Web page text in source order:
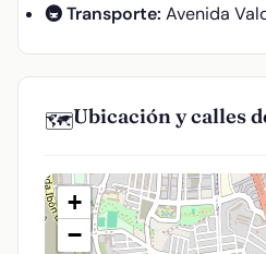
🚇 Transporte: Avenida
🗺️Ubicación y calles
+
−